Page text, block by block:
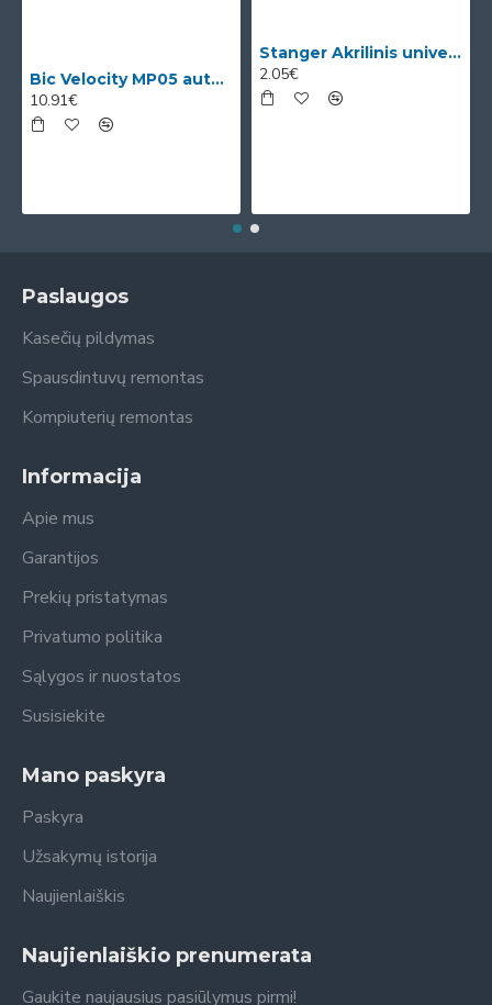
Bic Velocity MP05 automatinis pieštukas su 3 x 0.5mm HB grafitais (dėžutėje 12vnt. skirtingomis korp
10.91€
Stanger Akrilinis universalus lakas, žvilgančio aukso efektas, 82 ml, 1 vnt KI12780A
2.05€
Paslaugos
Kasečių pildymas
Spausdintuvų remontas
Kompiuterių remontas
Informacija
Apie mus
Garantijos
Prekių pristatymas
Privatumo politika
Sąlygos ir nuostatos
Susisiekite
Mano paskyra
Paskyra
Užsakymų istorija
Naujienlaiškis
Naujienlaiškio prenumerata
Gaukite naujausius pasiūlymus pirmi!